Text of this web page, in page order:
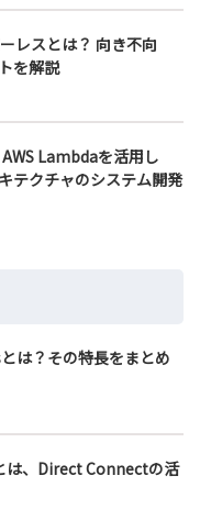
レスとは？ 向き不向
を解説
Lambdaを活用し
テクチャのシステム開発
は？その特長をまとめ
は、Direct Connectの活